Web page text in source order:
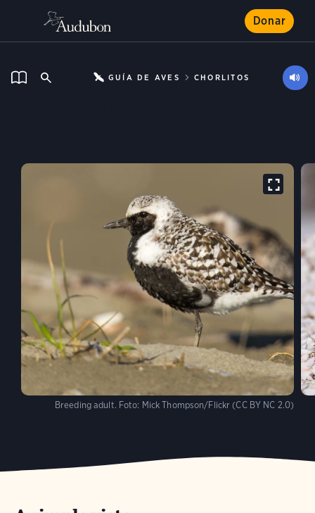
Donar
GUÍA DE AVES CHORLITOS
Breeding adult. Foto: Mick Thompson/Flickr (CC BY NC 2.0)